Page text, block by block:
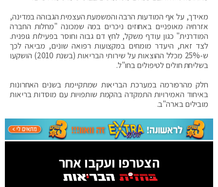
מאידך, על אף המודעות הרבה והמשמעת העצמית הגבוהה במדינה,
אזרחיה מאופניים באחוזים ניכרים במה שמכונה "מחלות החברה
המודרנית" כגון עודף משקל, לחץ דם גבוה וחוסר בפעילות גופנית.
לצד זאת, היעדר מומחים במקצועות רפואה שונים, מביאה לכך
ש-25% מכלל ההוצאות על שירותי הבריאות (בשנת 2010) הושקעו
בשליחת חולים לטיפולים בחו"ל.
חלק מהרפורמה במערכת הבריאות שמתקיימת בשנים האחרונות
באיחוד האמירויות התמקדה בהקמת שותפויות עם מוסדות בריאות
מובילים בארה"ב.
הצטרפו ועקבו אחר